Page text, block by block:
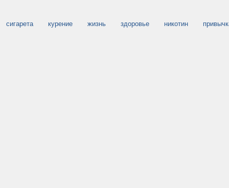
сигарета курение жизнь здоровье никотин